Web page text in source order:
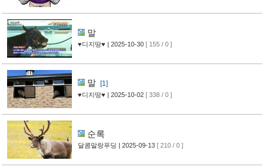
말
♥디지땅♥ | 2025-10-30 [ 155 / 0 ]
말 [1]
♥디지땅♥ | 2025-10-02 [ 338 / 0 ]
순록
달콤말랑푸딩 | 2025-09-13 [ 210 / 0 ]